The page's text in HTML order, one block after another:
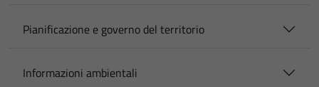
Pianificazione e governo del territorio
Informazioni ambientali